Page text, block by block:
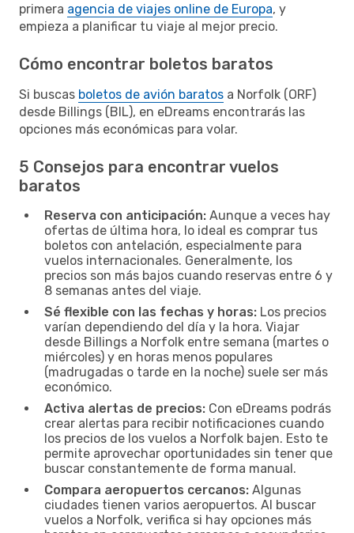
primera agencia de viajes online de Europa, y
empieza a planificar tu viaje al mejor precio.
Cómo encontrar boletos baratos
Si buscas boletos de avión baratos a Norfolk (ORF)
desde Billings (BIL), en eDreams encontrarás las
opciones más económicas para volar.
5 Consejos para encontrar vuelos
baratos
Reserva con anticipación: Aunque a veces hay
ofertas de última hora, lo ideal es comprar tus
boletos con antelación, especialmente para
vuelos internacionales. Generalmente, los
precios son más bajos cuando reservas entre 6 y
8 semanas antes del viaje.
Sé flexible con las fechas y horas: Los precios
varían dependiendo del día y la hora. Viajar
desde Billings a Norfolk entre semana (martes o
miércoles) y en horas menos populares
(madrugadas o tarde en la noche) suele ser más
económico.
Activa alertas de precios: Con eDreams podrás
crear alertas para recibir notificaciones cuando
los precios de los vuelos a Norfolk bajen. Esto te
permite aprovechar oportunidades sin tener que
buscar constantemente de forma manual.
Compara aeropuertos cercanos: Algunas
ciudades tienen varios aeropuertos. Al buscar
vuelos a Norfolk, verifica si hay opciones más